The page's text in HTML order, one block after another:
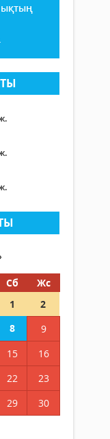
Сб
Жс
1
2
8
9
15
16
22
23
29
30